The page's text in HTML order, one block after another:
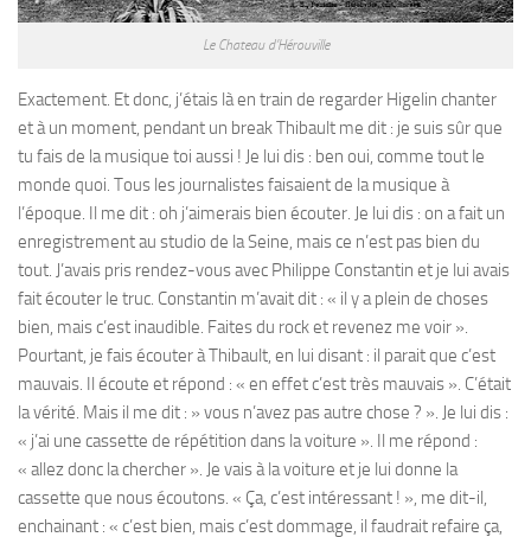
Le Chateau d’Hérouville
Exactement. Et donc, j’étais là en train de regarder Higelin chanter
et à un moment, pendant un break Thibault me dit : je suis sûr que
tu fais de la musique toi aussi ! Je lui dis : ben oui, comme tout le
monde quoi. Tous les journalistes faisaient de la musique à
l’époque. Il me dit : oh j’aimerais bien écouter. Je lui dis : on a fait un
enregistrement au studio de la Seine, mais ce n’est pas bien du
tout. J’avais pris rendez-vous avec Philippe Constantin et je lui avais
fait écouter le truc. Constantin m’avait dit : « il y a plein de choses
bien, mais c’est inaudible. Faites du rock et revenez me voir ».
Pourtant, je fais écouter à Thibault, en lui disant : il parait que c’est
mauvais. Il écoute et répond : « en effet c’est très mauvais ». C’était
la vérité. Mais il me dit : » vous n’avez pas autre chose ? ». Je lui dis :
« j’ai une cassette de répétition dans la voiture ». Il me répond :
« allez donc la chercher ». Je vais à la voiture et je lui donne la
cassette que nous écoutons. « Ça, c’est intéressant ! », me dit-il,
enchainant : « c’est bien, mais c’est dommage, il faudrait refaire ça,